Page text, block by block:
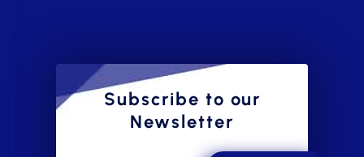
Subscribe to our
Newsletter